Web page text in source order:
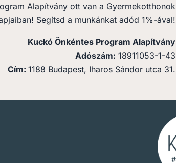
Alapítvány ott van a Gyermekotthonok
Segítsd a munkánkat adód 1%-ával!
Kuckó Önkéntes Program Alapítvány
Adószám: 18911053-1-43
Cím:1188 Budapest, Iharos Sándor utca 31.